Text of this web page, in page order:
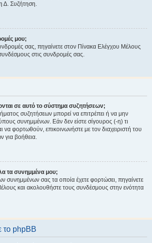
Δ. Συζήτηση.
μου;
σας, πηγαίνετε στον Πίνακα Ελέγχου Μέλους
στις συνδρομές σας.
σε αυτό το σύστημα συζητήσεων;
συζητήσεων μπορεί να επιτρέπει ή να μην
συνημμένων. Εάν δεν είστε σίγουρος (-η) τι
να φορτωθούν, επικοινωνήστε με τον διαχειριστή του
για βοήθεια.
τα συνημμένα μου;
συνημμένων σας τα οποία έχετε φορτώσει, πηγαίνετε
και ακολουθήστε τους συνδέσμους στην ενότητα
το phpBB